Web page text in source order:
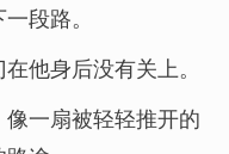
段路。
他身后没有关上。
一扇被轻轻推开的